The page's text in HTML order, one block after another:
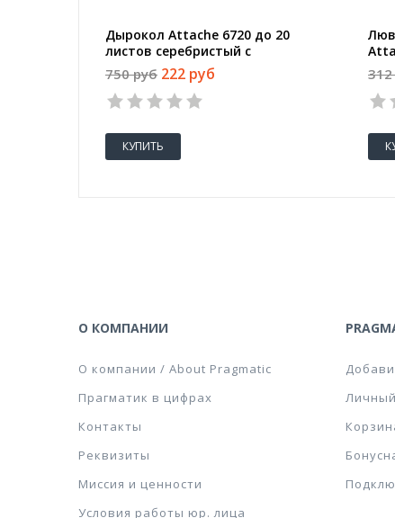
Дырокол Attache 6720 до 20
листов серебристый с
линейкой
750 руб 222 руб
КУПИТЬ
О КОМПАНИИ
О компании / About Pragmatic
Прагматик в цифрах
Контакты
Реквизиты
Миссия и ценности
Условия работы юр. лица